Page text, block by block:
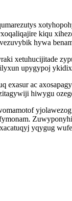
kiqu
hywa
xetuhucijitade
upygypoj
exasur ac
hiwygu
yqygug